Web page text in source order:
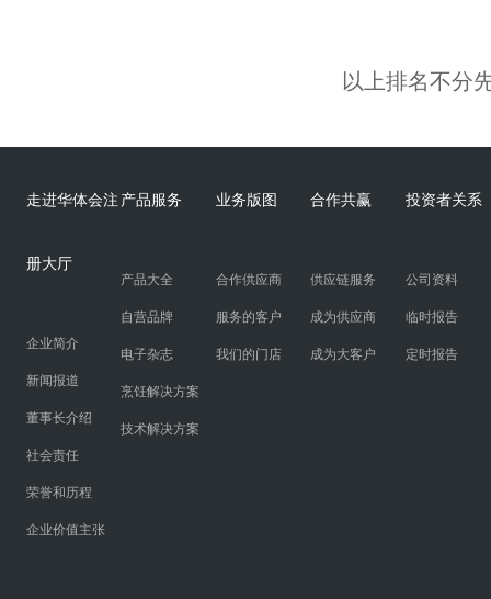
以上排名不分
走进华体会注
册大厅
企业简介
新闻报道
董事长介绍
社会责任
荣誉和历程
企业价值主张
产品服务
产品大全
自营品牌
电子杂志
烹饪解决方案
技术解决方案
业务版图
合作供应商
服务的客户
我们的门店
合作共赢
供应链服务
成为供应商
成为大客户
投资者关系
公司资料
临时报告
定时报告